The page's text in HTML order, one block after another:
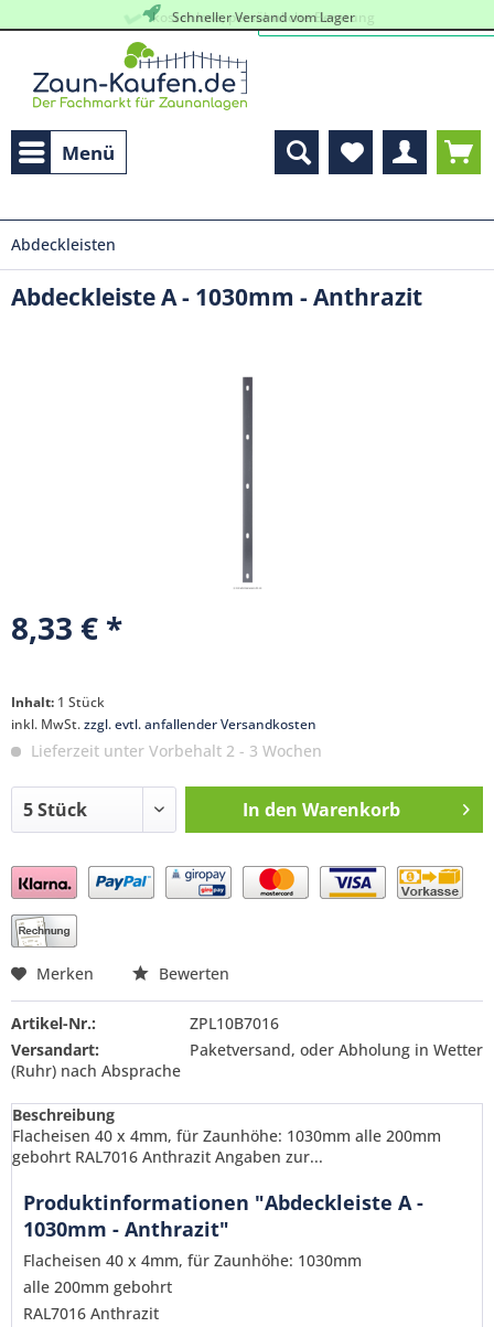
Schneller Versand vom Lager
kostenlose, persöhnliche Beratung
Menü
Abdeckleisten
Abdeckleiste A - 1030mm - Anthrazit
8,33 € *
Inhalt: 1 Stück
inkl. MwSt.zzgl. evtl. anfallender Versandkosten
Lieferzeit unter Vorbehalt 2 - 3 Wochen
In den Warenkorb
Preis anfragen
Merken Bewerten
Artikel-Nr.:
ZPL10B7016
Versandart:
Paketversand, oder Abholung in Wetter
(Ruhr) nach Absprache
Beschreibung
Flacheisen 40 x 4mm, für Zaunhöhe: 1030mm alle 200mm
gebohrt RAL7016 Anthrazit Angaben zur...
Produktinformationen "Abdeckleiste A -
1030mm - Anthrazit"
Flacheisen 40 x 4mm, für Zaunhöhe: 1030mm
alle 200mm gebohrt
RAL7016 Anthrazit